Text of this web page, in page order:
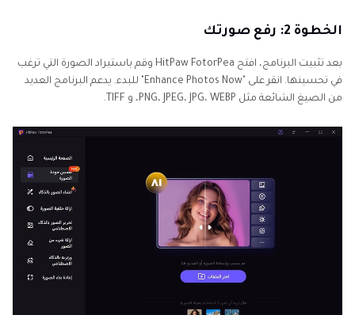
الخطوة 2: رفع صورتك
بعد تثبيت البرنامج، افتح HitPaw FotorPea وقم باستيراد الصورة التي ترغب
في تحسينها. انقر على "Enhance Photos Now" للبدء. يدعم البرنامج العديد
من الصيغ الشائعة مثل PNG، JPEG، JPG، WEBP، و TIFF.